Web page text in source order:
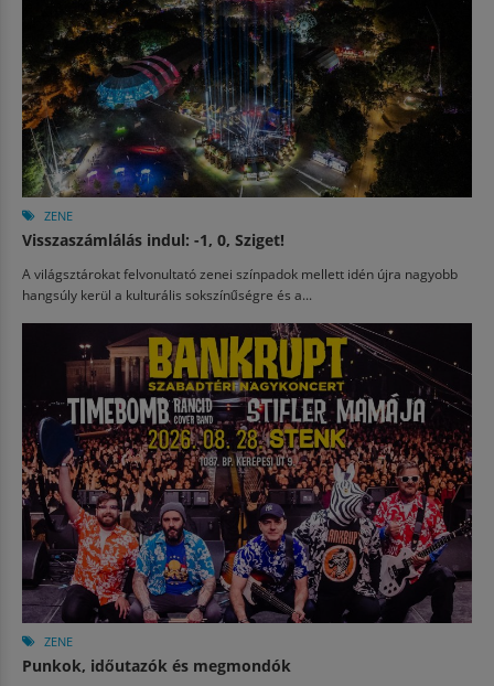
ZENE
Visszaszámlálás indul: -1, 0, Sziget!
A világsztárokat felvonultató zenei színpadok mellett idén újra nagyobb
hangsúly kerül a kulturális sokszínűségre és a...
ZENE
Punkok, időutazók és megmondók